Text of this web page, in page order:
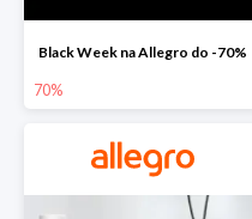
Black Week na Allegro do -70%
70%